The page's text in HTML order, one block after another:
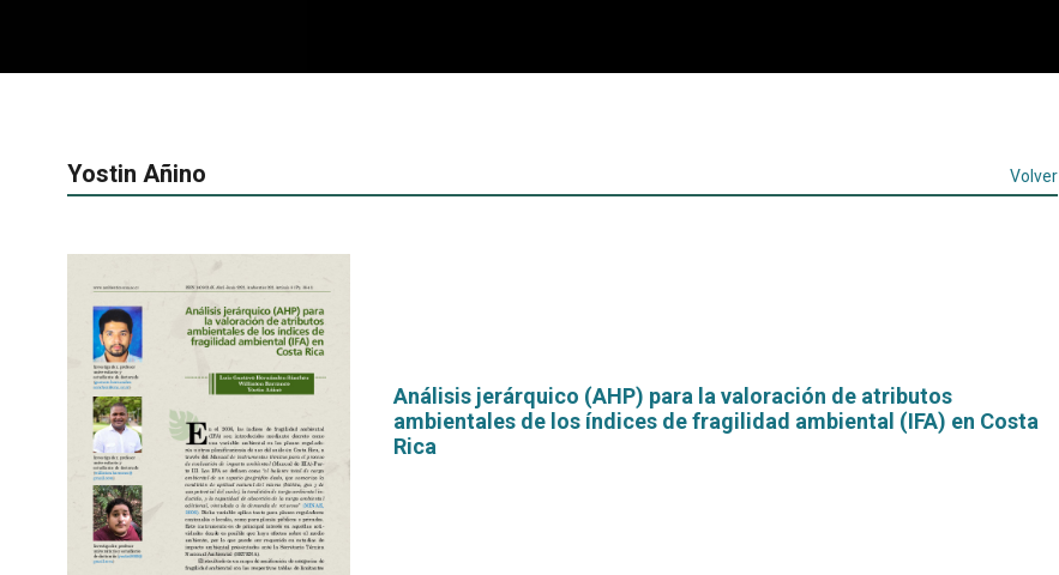
Yostin Añino Volver
Análisis jerárquico (AHP) para la valoración de atributos
ambientales de los índices de fragilidad ambiental (IFA) en Costa
Rica